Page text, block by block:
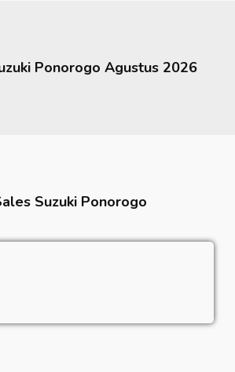
Ponorogo Agustus 2026
Suzuki Ponorogo